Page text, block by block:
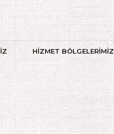
HİZMET BÖLGELERİMİZ